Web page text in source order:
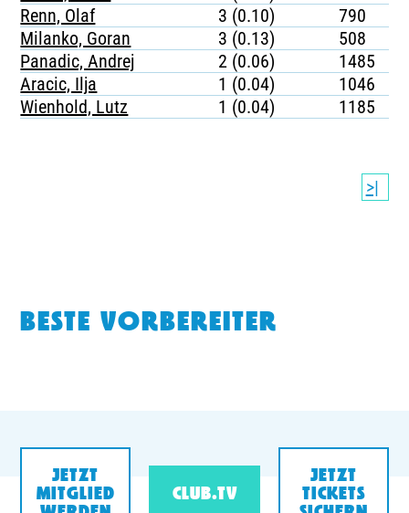
Renn, Olaf
3 (0.10)
790
Milanko, Goran
3 (0.13)
508
Panadic, Andrej
2 (0.06)
1485
Aracic, Ilja
1 (0.04)
1046
Wienhold, Lutz
1 (0.04) 1185
>|
BESTE VORBEREITER
JETZT
MITGLIED
CLUB.TV
JETZT
TICKETS